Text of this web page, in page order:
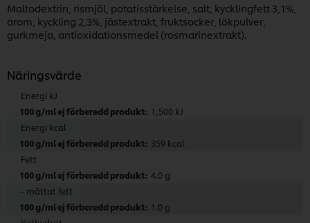
Maltodextrin, rismjöl, potatisstärkelse, salt, kycklingfett 3,1%,
arom, kyckling 2,3%, jästextrakt, fruktsocker, lökpulver,
gurkmeja, antioxidationsmedel (rosmarinextrakt).
Näringsvärde
Energi kJ
1,500 kJ
Energi kcal
359 kcal
Fett
4.0 g
- mättat fett
1.0 g